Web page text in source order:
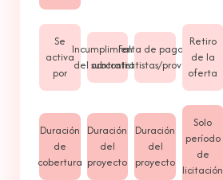
Se
activa
por
Incumplimiento
del contratista
Falta de pago a
subcontratistas/proveedores
Retiro
de la
oferta
Duración
de
cobertura
Duración
del
proyecto
Duración
del
proyecto
Solo
período
de
licitación